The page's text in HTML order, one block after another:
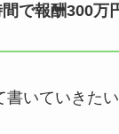
で報酬300万
いていきたい